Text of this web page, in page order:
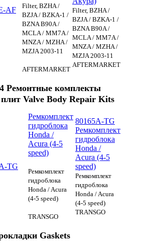
AF
Filter, BZHA /
BZJA / BZKA-1 /
BZNA B90A /
MCLA / MM7A /
MNZA / MZHA /
MZJA 2003-11
AFTERMARKET
Filter, BZHA /
BZJA / BZKA-1 /
BZNA B90A /
MCLA / MM7A /
MNZA / MZHA /
MZJA 2003-11
AFTERMARKET
Ремонтные комплекты
Valve Body Repair Kits
TG
Ремкомплект
гидроблока
Honda /
Acura (4-5
speed)
Ремкомплект
гидроблока
Honda / Acura
(4-5 speed)
TRANSGO
80165A-TG
Ремкомплект
гидроблока
Honda /
Acura (4-5
speed)
Ремкомплект
гидроблока
Honda / Acura
(4-5 speed)
TRANSGO
Gaskets